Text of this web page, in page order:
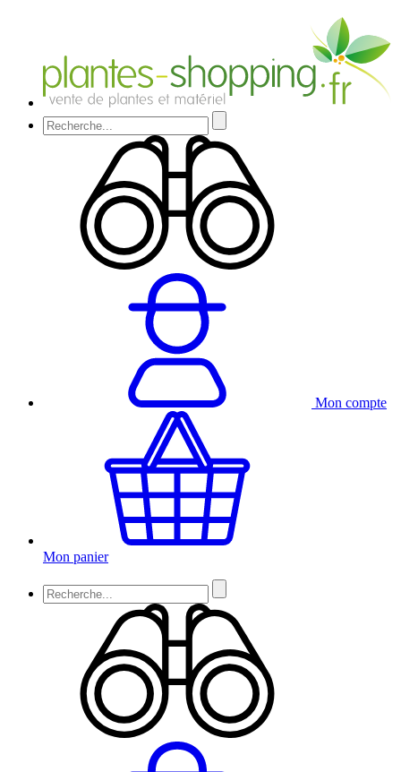
Mon compte
Mon panier